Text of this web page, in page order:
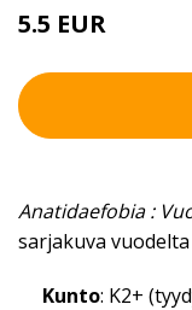
5.5 EUR
Anatidaefobia :
sarjakuva vuodelta
Kunto: K2+